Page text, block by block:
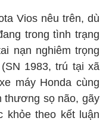
Vios nêu trên, dù
trong tình trạng
nạn nghiêm trọng
1983, trú tại xã
máy Honda cùng
thương sọ não, gãy
khỏe theo kết luận